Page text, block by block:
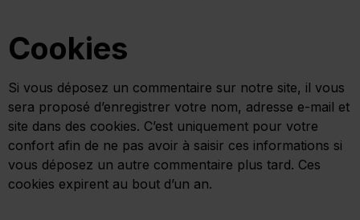
Cookies
Si vous déposez un commentaire sur notre site, il vous
sera proposé d’enregistrer votre nom, adresse e-mail et
site dans des cookies. C’est uniquement pour votre
confort afin de ne pas avoir à saisir ces informations si
vous déposez un autre commentaire plus tard. Ces
cookies expirent au bout d’un an.